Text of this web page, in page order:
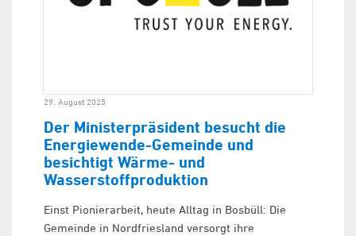
29. August 2025
Der Ministerpräsident besucht die
Energiewende-Gemeinde und
besichtigt Wärme- und
Wasserstoffproduktion
Einst Pionierarbeit, heute Alltag in Bosbüll: Die
Gemeinde in Nordfriesland versorgt ihre